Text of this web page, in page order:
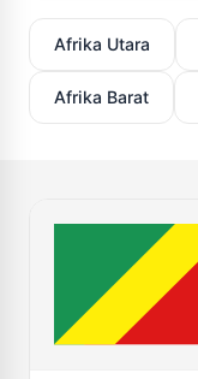
Afrika Utara
Afrika Barat